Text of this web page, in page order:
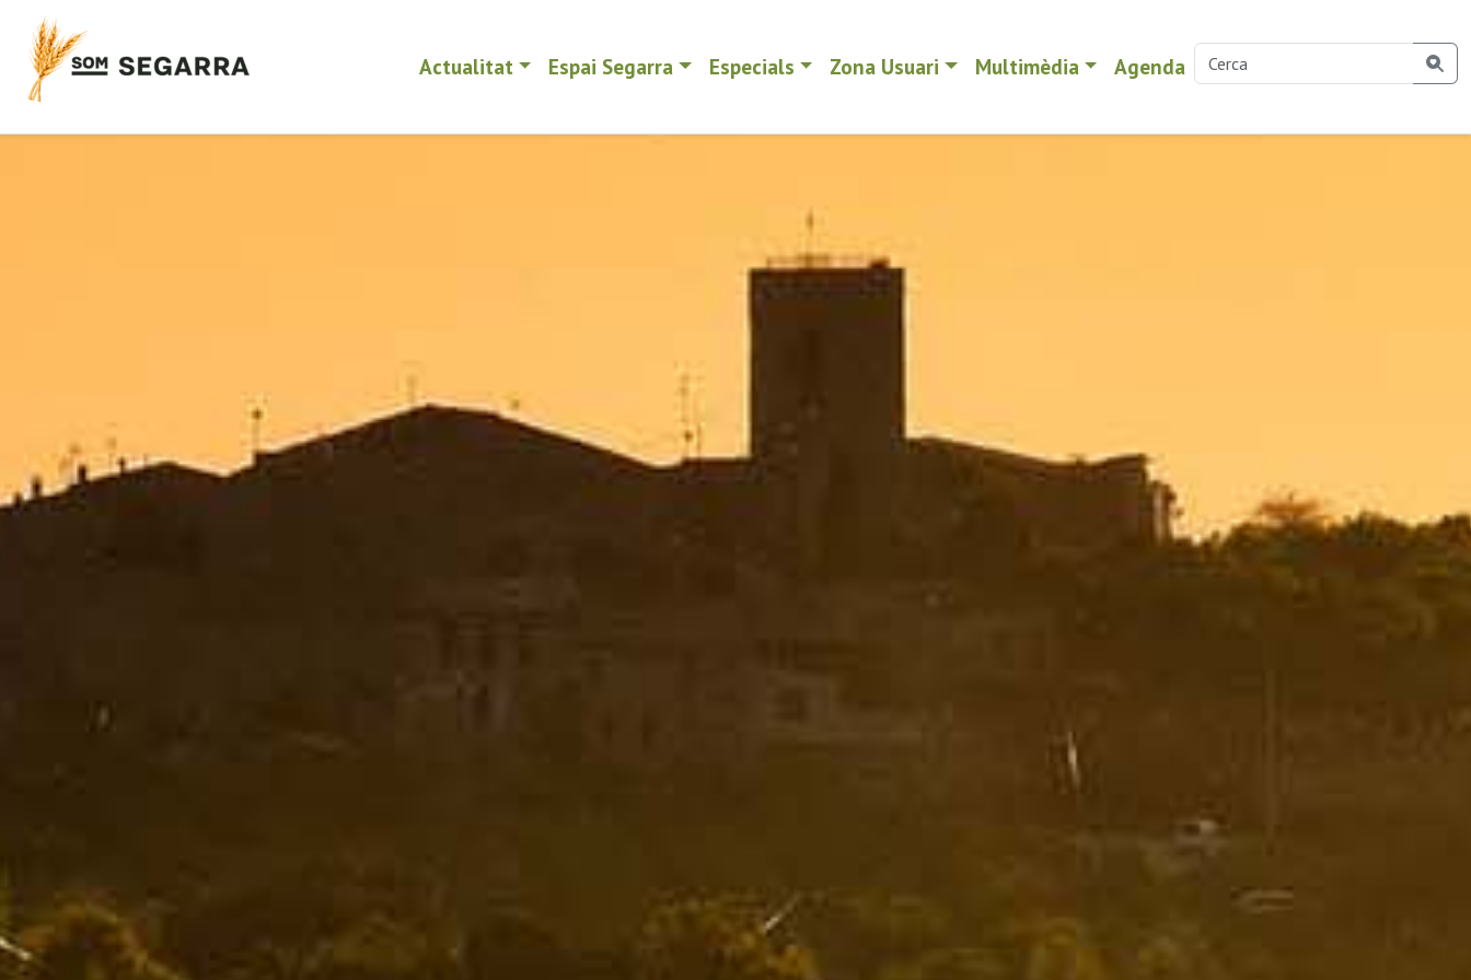
Actualitat Espai Segarra Especials Zona Usuari Multimèdia Agenda